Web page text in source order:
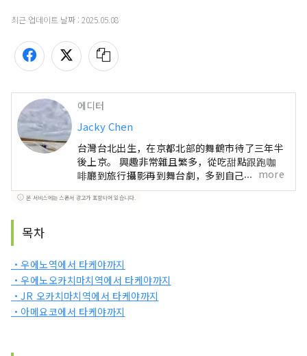
최근 업데이트 날짜 : 2025.05.08
에디터
Jacky Chen
台灣台北出生，在京都北部的舞鶴市待了三年半
後上京。 興趣非常雜且繁多，從吃甜點跟跑咖
啡廳到旅行攝影再到舞台劇，多到自己都覺得不
可思議。
more
본 서비스에는 스폰서 광고가 포함되어 있습니다.
목차
・우에노역에서 타케야까지
・우에노오카치마치역에서 타케야까지
・JR 오카치마치역에서 타케야까지
・아메요코에서 타케야까지